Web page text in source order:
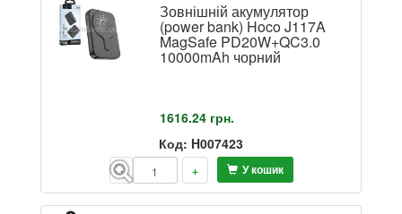
Зовнішній акумулятор
(power bank) Hoco J117A
MagSafe PD20W+QC3.0
10000mAh чорний
1616.24 грн.
Код: H007423
- + У кошик